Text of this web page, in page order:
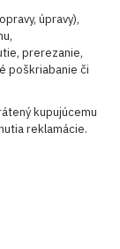
úpravy),
prerezanie,
poškriabanie či
kupujúcemu
reklamácie.